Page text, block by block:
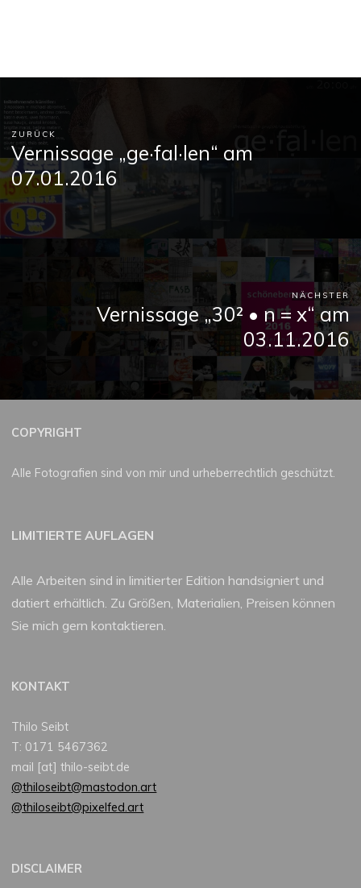
ZURÜCK
Vernissage „ge·fal·len“ am
07.01.2016
NÄCHSTER
Vernissage „30² • n = x“ am
03.11.2016
COPYRIGHT
Alle Fotografien sind von mir und urheberrechtlich geschützt.
LIMITIERTE AUFLAGEN
Alle Arbeiten sind in limitierter Edition handsigniert und
datiert erhältlich. Zu Größen, Materialien, Preisen können
Sie mich gern kontaktieren.
KONTAKT
Thilo Seibt
T: 0171 5467362
mail [at] thilo-seibt.de
@thiloseibt@mastodon.art
@thiloseibt@pixelfed.art
DISCLAIMER